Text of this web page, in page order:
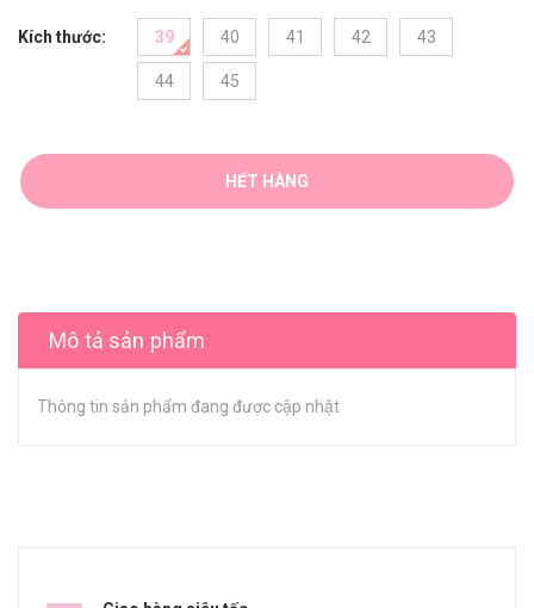
Kích thước: 39 40 41 42 43
44 45
HẾT HÀNG
Mô tả sản phẩm
Thông tin sản phẩm đang được cập nhật